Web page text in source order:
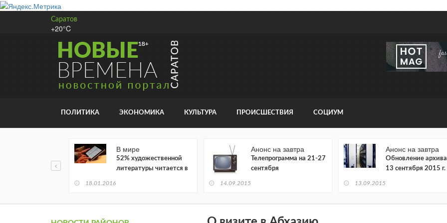
Саратов
+20°C
ПОЛИТИКА ЭКОНОМИКА КУЛЬТУРА ПРОИСШЕСТВИЯ СОЦИУМ
В мире
52% художественной
литературы читается в
18.01.2016
Анонс на завтра
Телепрограмма на 21-27
сентября
14.09.2015
Анонс на завтра
Обновление архива
13 сентября 2015 г.
13.09.2015